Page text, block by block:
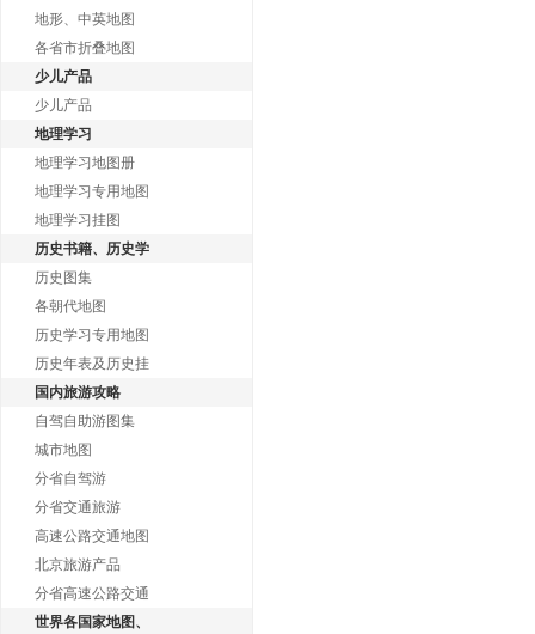
地形、中英地图
各省市折叠地图
少儿产品
少儿产品
地理学习
地理学习地图册
地理学习专用地图
地理学习挂图
历史书籍、历史学
历史图集
各朝代地图
历史学习专用地图
历史年表及历史挂
国内旅游攻略
自驾自助游图集
城市地图
分省自驾游
分省交通旅游
高速公路交通地图
北京旅游产品
分省高速公路交通
世界各国家地图、